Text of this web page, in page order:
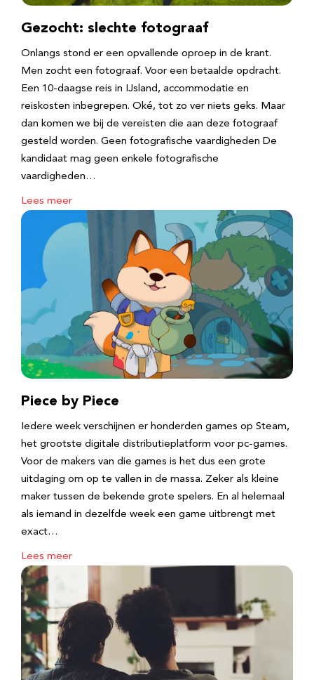
Gezocht: slechte fotograaf
Onlangs stond er een opvallende oproep in de krant.
Men zocht een fotograaf. Voor een betaalde opdracht.
Een 10-daagse reis in IJsland, accommodatie en
reiskosten inbegrepen. Oké, tot zo ver niets geks. Maar
dan komen we bij de vereisten die aan deze fotograaf
gesteld worden. Geen fotografische vaardigheden De
kandidaat mag geen enkele fotografische
vaardigheden…
Lees meer
Piece by Piece
Iedere week verschijnen er honderden games op Steam,
het grootste digitale distributieplatform voor pc-games.
Voor de makers van die games is het dus een grote
uitdaging om op te vallen in de massa. Zeker als kleine
maker tussen de bekende grote spelers. En al helemaal
als iemand in dezelfde week een game uitbrengt met
exact…
Lees meer